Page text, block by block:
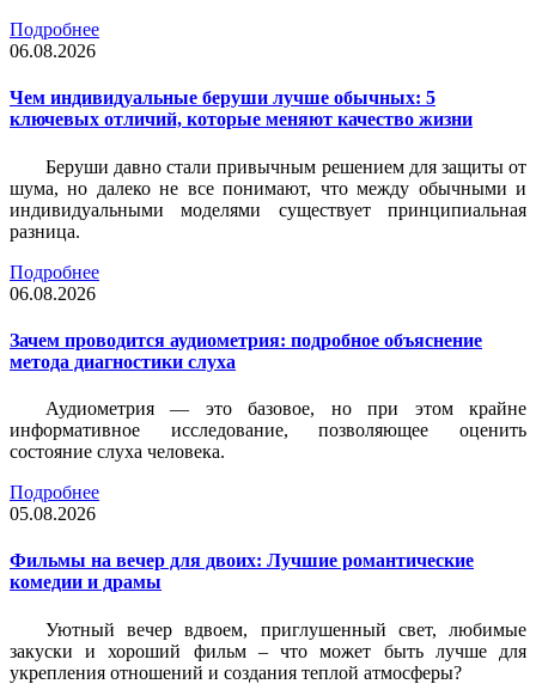
Подробнее
06.08.2026
Чем индивидуальные беруши лучше обычных: 5
ключевых отличий, которые меняют качество жизни
Беруши давно стали привычным решением для защиты от
шума, но далеко не все понимают, что между обычными и
индивидуальными моделями существует принципиальная
разница.
Подробнее
06.08.2026
Зачем проводится аудиометрия: подробное объяснение
метода диагностики слуха
Аудиометрия — это базовое, но при этом крайне
информативное исследование, позволяющее оценить
состояние слуха человека.
Подробнее
05.08.2026
Фильмы на вечер для двоих: Лучшие романтические
комедии и драмы
Уютный вечер вдвоем, приглушенный свет, любимые
закуски и хороший фильм – что может быть лучше для
укрепления отношений и создания теплой атмосферы?